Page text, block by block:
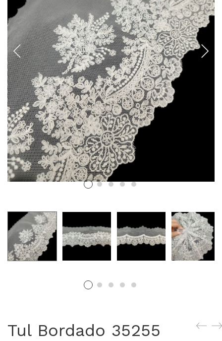
Fallera
Baile
Alicante y Castellón
Infantil
Ropa Interior
ENCAJES Y BORDADOS
Bolillo
Valenciennes y alençon
Tira Bordada
Blusones falleros
CONFECCIÓN PROPIA
OUTLET FALLERA
Tul Bordado 35255